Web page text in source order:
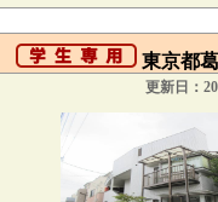
東京都
更新日：